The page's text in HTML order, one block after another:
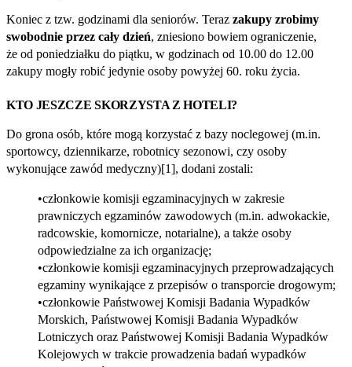
Koniec z tzw. godzinami dla seniorów. Teraz zakupy zrobimy
swobodnie przez cały dzień, zniesiono bowiem ograniczenie,
że od poniedziałku do piątku, w godzinach od 10.00 do 12.00
zakupy mogły robić jedynie osoby powyżej 60. roku życia.
KTO JESZCZE SKORZYSTA Z HOTELI?
Do grona osób, które mogą korzystać z bazy noclegowej (m.in.
sportowcy, dziennikarze, robotnicy sezonowi, czy osoby
wykonujące zawód medyczny)[1], dodani zostali:
członkowie komisji egzaminacyjnych w zakresie
prawniczych egzaminów zawodowych (m.in. adwokackie,
radcowskie, komornicze, notarialne), a także osoby
odpowiedzialne za ich organizację;
członkowie komisji egzaminacyjnych przeprowadzających
egzaminy wynikające z przepisów o transporcie drogowym;
członkowie Państwowej Komisji Badania Wypadków
Morskich, Państwowej Komisji Badania Wypadków
Lotniczych oraz Państwowej Komisji Badania Wypadków
Kolejowych w trakcie prowadzenia badań wypadków